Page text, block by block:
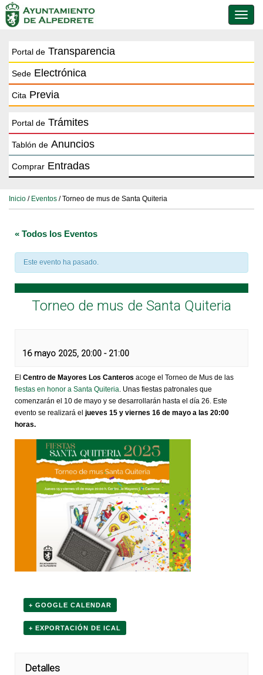
de
Portal de Transparencia
Sede Electrónica
Cita Previa
Portal de Trámites
Tablón de Anuncios
Comprar Entradas
Inicio / Eventos / Torneo de mus de Santa Quiteria
« Todos los Eventos
Este evento ha pasado.
Torneo de mus de Santa Quiteria
16 mayo 2025, 20:00 - 21:00
El Centro de Mayores Los Canteros acoge el Torneo de Mus de las
fiestas en honor a Santa Quiteria. Unas fiestas patronales que
comenzarán el 10 de mayo y se desarrollarán hasta el día 26. Este
evento se realizará el jueves 15 y viernes 16 de mayo a las 20:00
horas.
+ GOOGLE CALENDAR
+ EXPORTACIÓN DE ICAL
Detalles